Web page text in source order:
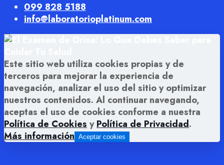
099 828 5188
info@laboratorioplatinum.com
Este sitio web utiliza cookies propias y de
terceros para mejorar la experiencia de
navegación, analizar el uso del sitio y optimizar
nuestros contenidos. Al continuar navegando,
aceptas el uso de cookies conforme a nuestra
Política de CookiesyPolítica de Privacidad.
Más información Aceptar cookies